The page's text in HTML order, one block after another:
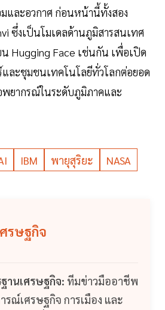
และอวกาศ ก่อนหน้านี้ทั้งสอง
ซึ่งเป็นโมเดลด้านภูมิสารสนเทศ
Hugging Face เช่นกัน เพื่อเปิด
และชุมชนเทคโนโลยีทั่วโลกต่อยอด
พยากรณ์ในระดับภูมิภาคและ
IBM พายุสุริยะ NASA
รษฐกิจ
านเศรษฐกิจ: ทีมข่าวมืออาชีพ
รณ์เศรษฐกิจ การเมือง และ